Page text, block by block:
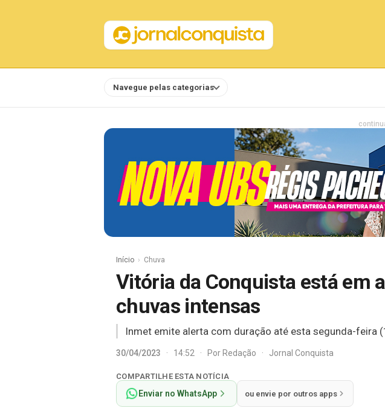
Navegue pelas categorias
Início Chuva
Vitória da Conquista está em
chuvas intensas
Inmet emite alerta com duração até esta segunda-feira
30/04/2023 · 14:52 · PorRedação · Jornal Conquista
COMPARTILHE ESTA NOTÍCIA
Enviar no WhatsApp ou envie por outros apps